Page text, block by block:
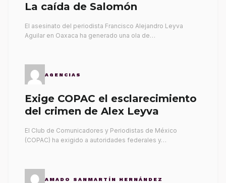
La caída de Salomón
El asesinato del periodista Francisco Alejandro Leyva
Aguilar en Oaxaca ha generado una ola de…
AGENCIAS
Exige COPAC el esclarecimiento
del crimen de Alex Leyva
El Club de Comunicadores y Periodistas de México
(COPAC) ha exigido a autoridades federales y…
AMADO SANMARTÍN HERNÁNDEZ